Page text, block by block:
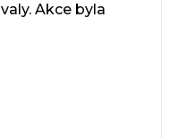
Akce byla